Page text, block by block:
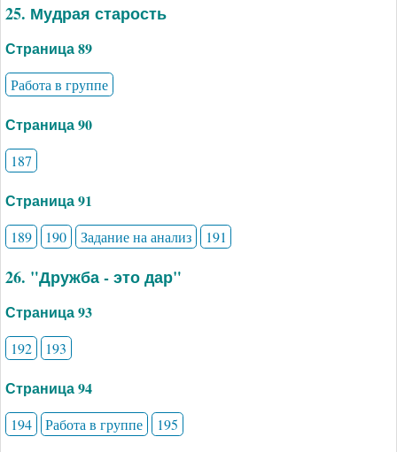
25. Мудрая старость
Страница 89
Работа в группе
Страница 90
187
Страница 91
189 190 Задание на анализ 191
26. "Дружба - это дар"
Страница 93
192 193
Страница 94
194 Работа в группе 195